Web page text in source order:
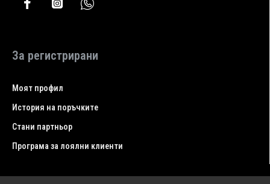
За регистрирани
Моят профил
История на поръчките
Стани партньор
Програма за лоялни клиенти